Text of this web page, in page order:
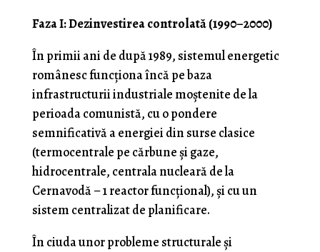
Faza I: Dezinvestirea controlată (1990–2000)
În primii ani de după 1989, sistemul energetic
românesc funcționa încă pe baza
infrastructurii industriale moștenite de la
perioada comunistă, cu o pondere
semnificativă a energiei din surse clasice
(termocentrale pe cărbune și gaze,
hidrocentrale, centrala nucleară de la
Cernavodă – 1 reactor funcțional), și cu un
sistem centralizat de planificare.
În ciuda unor probleme structurale și